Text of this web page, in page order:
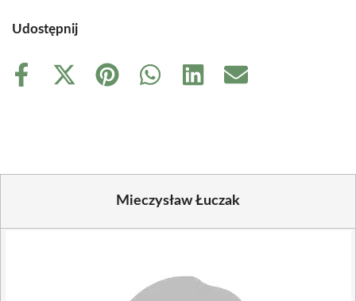
Udostępnij
Share
Share
Share
Share
Share
Share
Mieczysław Łuczak